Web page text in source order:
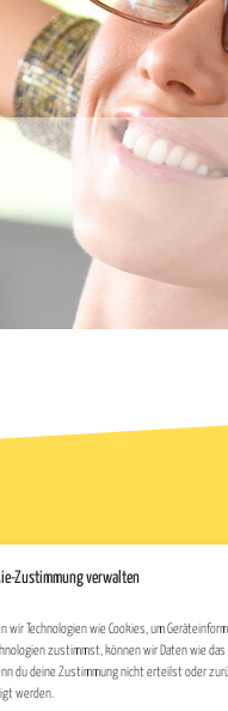
Zustimmung verwalten
wir Technologien wie Cookies, um
zustimmst, können wir Daten wie das
du deine Zustimmung nicht erteilst oder
werden.